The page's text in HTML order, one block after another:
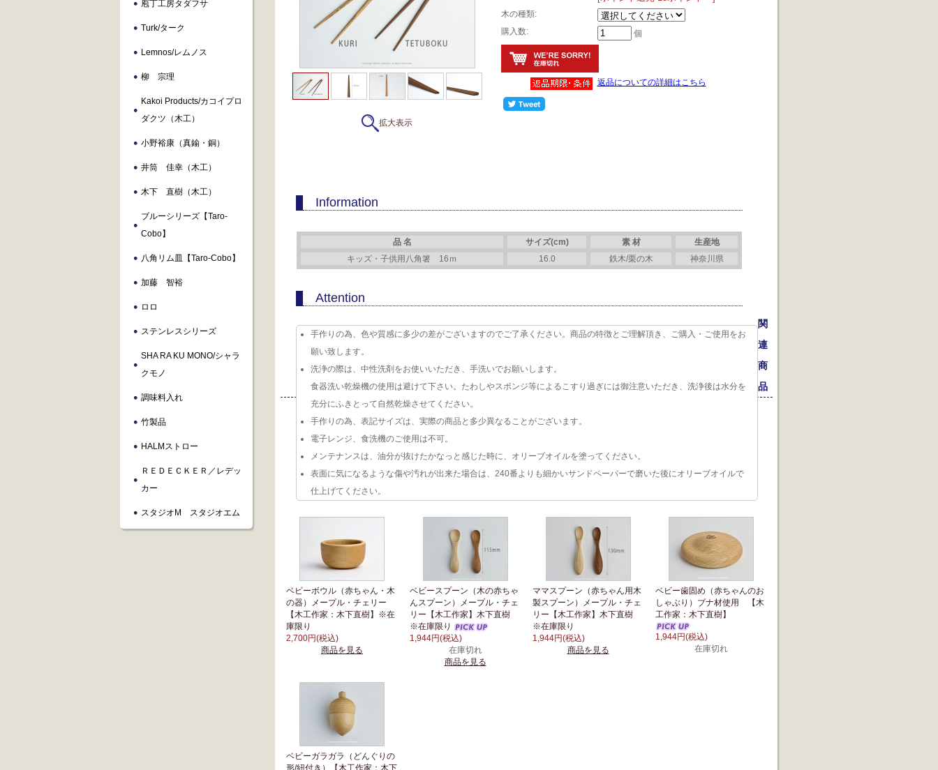
庖丁工房タダフサ
Turk/ターク
Lemnos/レムノス
柳 宗理
Kakoi Products/カコイプロ
ダクツ（木工）
小野裕康（真鍮・銅）
井筒 佳幸（木工）
木下 直樹（木工）
ブルーシリーズ【taro-
Cobo】
八角リム皿【taro-Cobo】
加藤 智裕
ロロ
ステンレスシリーズ
SHA RA KU MONO/シャラ
クモノ
調味料入れ
竹製品
HALMストロー
ＲＥＤＥＣＫＥＲ／レデッ
カー
スタジオM スタジオエム
拡大表示
木の種類:
購入数:
個
返品についての詳細はこちら
Information
品 名 サイズ(cm) 素 材
生産地
キッズ・子供用八角箸 16ｍ
16.0 鉄木/栗の木 神奈川県
Attention
手作りの為、色や質感に多少の差がございますのでご了承ください。商品の特徴とご理解頂き、ご購入・ご使用をお
願い致します。
洗浄の際は、中性洗剤をお使いいただき、手洗いでお願いします。
食器洗い乾燥機の使用は避けて下さい。たわしやスポンジ等によるこすり過ぎには御注意いただき、洗浄後は水分を
充分にふきとって自然乾燥させてください。
手作りの為、表記サイズは、実際の商品と多少異なることがございます。
電子レンジ、食洗機のご使用は不可。
メンテナンスは、油分が抜けたかなっと感じた時に、オリーブオイルを塗ってください。
表面に気になるような傷や汚れが出来た場合は、240番よりも細かいサンドペーパーで磨いた後にオリーブオイルで
仕上げてください。
関
連
商
品
ベビーボウル（赤ちゃん・木
の器）メープル・チェリー
【木工作家：木下直樹】※在
庫限り
2,700円(税込)
商品を見る
ベビースプーン（木の赤ちゃ
んスプーン）メープル・チェ
リー【木工作家】木下直樹
※在庫限り
1,944円(税込)
在庫切れ
商品を見る
ママスプーン（赤ちゃん用木
製スプーン）メープル・チェ
リー【木工作家】木下直樹
※在庫限り
1,944円(税込)
商品を見る
ベビー歯固め（赤ちゃんのお
しゃぶり）ブナ材使用 【木
工作家：木下直樹】
1,944円(税込)
在庫切れ
ベビーガラガラ（どんぐりの
形/紐付き）【木工作家：木下